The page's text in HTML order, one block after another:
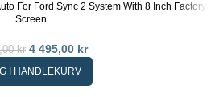
For Ford Sync 2 System With 8 Inch Factory
Screen
kr 4 495,00 kr
I HANDLEKURV